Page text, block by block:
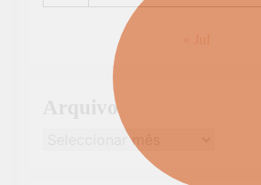
« Jul
Arquivo